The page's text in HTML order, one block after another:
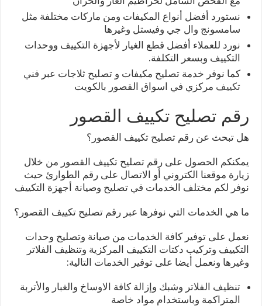
نستورد أفضل أنواع المكيفات ومن ماركات مختلفة مثل
سامسونج وال جي وفيستل وغيرها
نورد للعملاء أفضل قطع الغيار لأجهزة التكييف ووحدات
التكييف وبسعر التكلفة.
كما نوفر خدمة تصليح مكيفات و تصليح ثلاجات عبر فني
تكييف مركزي في اسواق القصور بالكويت
رقم تصليح تكييف القصور
هل تبحث عن رقم تصليح تكييف القصور؟
يمكنكم الحصول على رقم تصليح تكييف القصور من خلال
زيارة موقعنا الكتروني أو الاتصال على رقم الطوارئ حيث
نوفر لكم مختلف الخدمات في تصليح وصيانة أجهزة التكييف
ما هي الخدمات التي نوفرها عبر رقم تصليح تكييف القصور؟
نعمل على توفير كافة الخدمات من صيانة وتصليح وحدات
التكييف وتركيب دكتات التكييف المركزية وتنظيف الفلاتر
وغيرها ونعمل أيضا على توفير الخدمات التالية:
تنظيف الفلاتر وشبك وإزالة كافة الاوساخ والغبار والأتربة
المتراكمة وباستخدام مواد خاصة